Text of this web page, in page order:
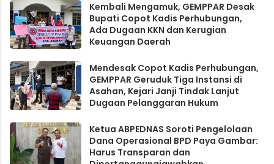
Kembali Mengamuk, GEMPPAR Desak
Bupati Copot Kadis Perhubungan,
Ada Dugaan KKN dan Kerugian
Keuangan Daerah
Mendesak Copot Kadis Perhubungan,
GEMPPAR Geruduk Tiga Instansi di
Asahan, Kejari Janji Tindak Lanjut
Dugaan Pelanggaran Hukum
Ketua ABPEDNAS Soroti Pengelolaan
Dana Operasional BPD Paya Gambar:
Harus Transparan dan